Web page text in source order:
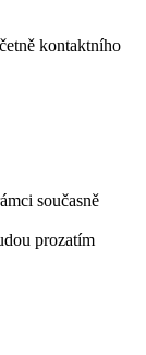
kontaktního
současně
prozatím